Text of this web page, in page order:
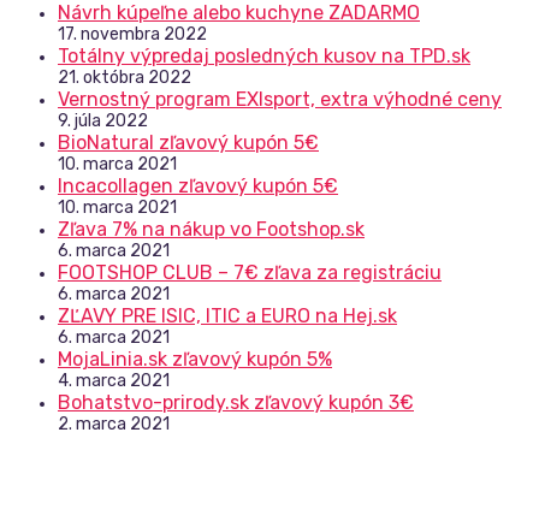
Návrh kúpeľne alebo kuchyne ZADARMO
17. novembra 2022
Totálny výpredaj posledných kusov na TPD.sk
21. októbra 2022
Vernostný program EXIsport, extra výhodné ceny
9. júla 2022
BioNatural zľavový kupón 5€
10. marca 2021
Incacollagen zľavový kupón 5€
10. marca 2021
Zľava 7% na nákup vo Footshop.sk
6. marca 2021
FOOTSHOP CLUB – 7€ zľava za registráciu
6. marca 2021
ZĽAVY PRE ISIC, ITIC a EURO na Hej.sk
6. marca 2021
MojaLinia.sk zľavový kupón 5%
4. marca 2021
Bohatstvo-prirody.sk zľavový kupón 3€
2. marca 2021